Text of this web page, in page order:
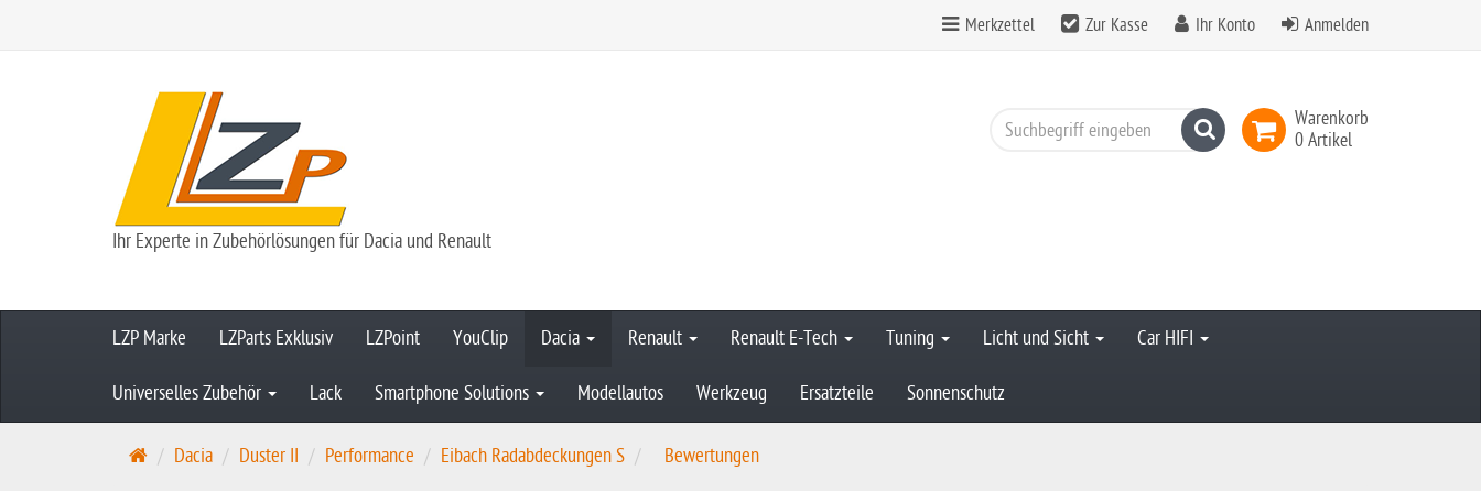
Merkzettel Zur Kasse Ihr Konto Anmelden
Ihr Experte in Zubehörlösungen für Dacia und Renault
Warenkorb
0 Artikel
Suchen
LZP Marke LZParts Exklusiv LZPoint YouClip Dacia Renault Renault E-Tech Tuning Licht und Sicht Car HIFI
Universelles Zubehör Lack Smartphone Solutions Modellautos Werkzeug Ersatzteile Sonnenschutz
S
Dacia Duster II Performance Eibach Radabdeckungen S Bewertungen